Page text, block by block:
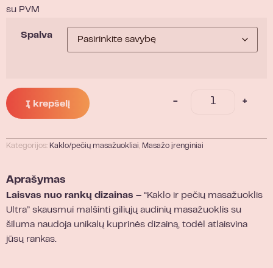
su PVM
Spalva
- +
Į krepšelį
Kategorijos: Kaklo/pečių masažuokliai, Masažo įrenginiai
Aprašymas
Laisvas nuo rankų dizainas – “Kaklo ir pečių masažuoklis
Ultra” skausmui malšinti giliųjų audinių masažuoklis su
šiluma naudoja unikalų kuprinės dizainą, todėl atlaisvina
jūsų rankas.